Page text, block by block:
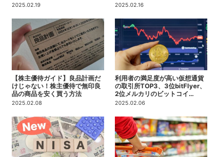
2025.02.19 2025.02.16
【株主優待ガイド】良品計画だ
けじゃない！株主優待で無印良
品の商品を安く買う方法
2025.02.08
利用者の満足度が高い仮想通貨
の取引所TOP3、3位bitFlyer、
2位メルカリのビットコイ…
2025.02.06